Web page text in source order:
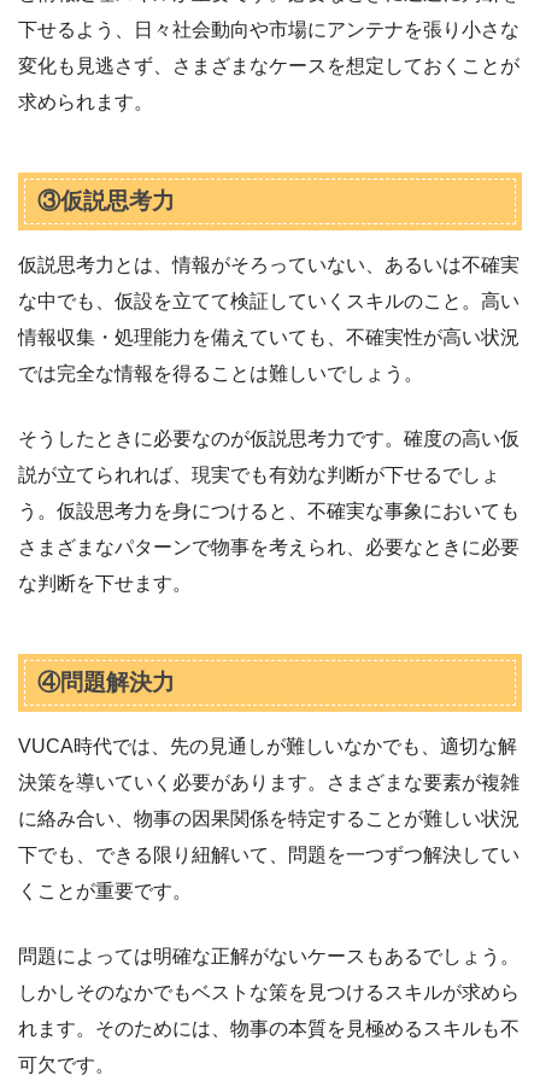
下せるよう、日々社会動向や市場にアンテナを張り小さな
変化も見逃さず、さまざまなケースを想定しておくことが
求められます。
③仮説思考力
仮説思考力とは、情報がそろっていない、あるいは不確実
な中でも、仮設を立てて検証していくスキルのこと。高い
情報収集・処理能力を備えていても、不確実性が高い状況
では完全な情報を得ることは難しいでしょう。
そうしたときに必要なのが仮説思考力です。確度の高い仮
説が立てられれば、現実でも有効な判断が下せるでしょ
う。仮設思考力を身につけると、不確実な事象においても
さまざまなパターンで物事を考えられ、必要なときに必要
な判断を下せます。
④問題解決力
VUCA時代では、先の見通しが難しいなかでも、適切な解
決策を導いていく必要があります。さまざまな要素が複雑
に絡み合い、物事の因果関係を特定することが難しい状況
下でも、できる限り紐解いて、問題を一つずつ解決してい
くことが重要です。
問題によっては明確な正解がないケースもあるでしょう。
しかしそのなかでもベストな策を見つけるスキルが求めら
れます。そのためには、物事の本質を見極めるスキルも不
可欠です。